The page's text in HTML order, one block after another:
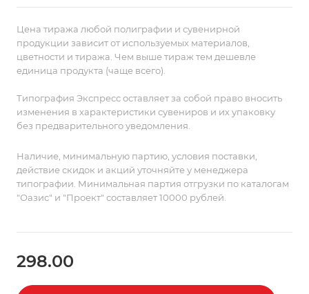
Цена тиража любой полиграфии и сувенирной
продукции зависит от используемых материалов,
цветности и тиража. Чем выше тираж тем дешевле
единица продукта (чаще всего).
Типография Экспресс оставляет за собой право вносить
изменения в характеристики сувениров и их упаковку
без предварительного уведомления.
Наличие, минимальную партию, условия поставки,
действие скидок и акций уточняйте у менеджера
типографии. Минимальная партия отгрузки по каталогам
"Оазис" и "Проект" составляет 10000 рублей.
298.00